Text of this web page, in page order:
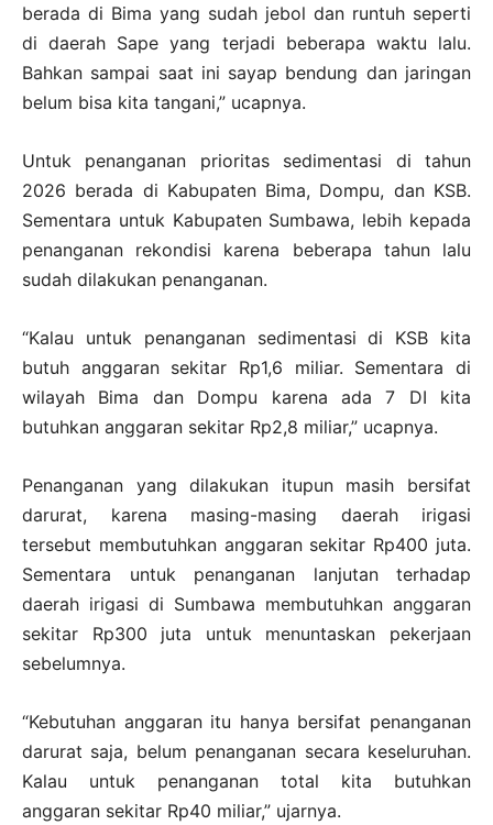
berada di Bima yang sudah jebol dan runtuh seperti
di daerah Sape yang terjadi beberapa waktu lalu.
Bahkan sampai saat ini sayap bendung dan jaringan
belum bisa kita tangani,” ucapnya.
Untuk penanganan prioritas sedimentasi di tahun
2026 berada di Kabupaten Bima, Dompu, dan KSB.
Sementara untuk Kabupaten Sumbawa, lebih kepada
penanganan rekondisi karena beberapa tahun lalu
sudah dilakukan penanganan.
“Kalau untuk penanganan sedimentasi di KSB kita
butuh anggaran sekitar Rp1,6 miliar. Sementara di
wilayah Bima dan Dompu karena ada 7 DI kita
butuhkan anggaran sekitar Rp2,8 miliar,” ucapnya.
Penanganan yang dilakukan itupun masih bersifat
darurat, karena masing-masing daerah irigasi
tersebut membutuhkan anggaran sekitar Rp400 juta.
Sementara untuk penanganan lanjutan terhadap
daerah irigasi di Sumbawa membutuhkan anggaran
sekitar Rp300 juta untuk menuntaskan pekerjaan
sebelumnya.
“Kebutuhan anggaran itu hanya bersifat penanganan
darurat saja, belum penanganan secara keseluruhan.
Kalau untuk penanganan total kita butuhkan
anggaran sekitar Rp40 miliar,” ujarnya.